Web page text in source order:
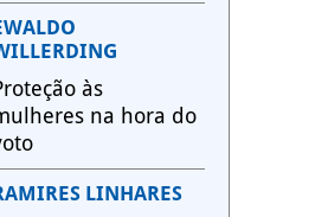
às
na hora do
LINHARES